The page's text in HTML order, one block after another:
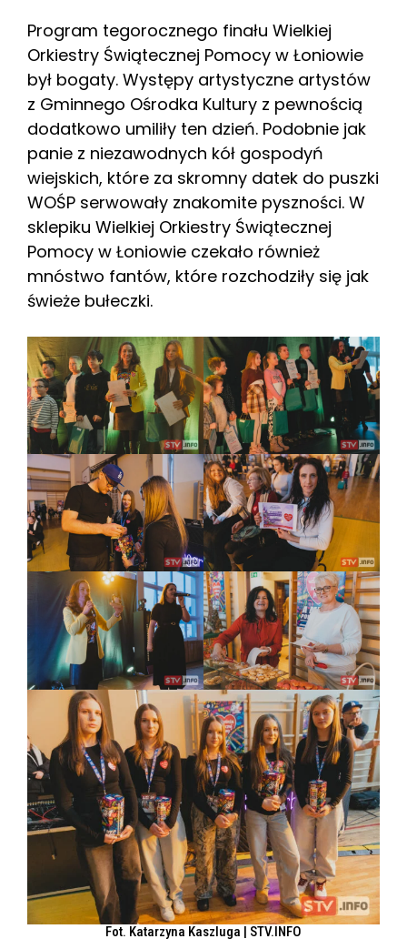
Program tegorocznego finału Wielkiej
Orkiestry Świątecznej Pomocy w Łoniowie
był bogaty. Występy artystyczne artystów
z Gminnego Ośrodka Kultury z pewnością
dodatkowo umiliły ten dzień. Podobnie jak
panie z niezawodnych kół gospodyń
wiejskich, które za skromny datek do puszki
WOŚP serwowały znakomite pyszności. W
sklepiku Wielkiej Orkiestry Świątecznej
Pomocy w Łoniowie czekało również
mnóstwo fantów, które rozchodziły się jak
świeże bułeczki.
Fot. Katarzyna Kaszluga | STV.INFO